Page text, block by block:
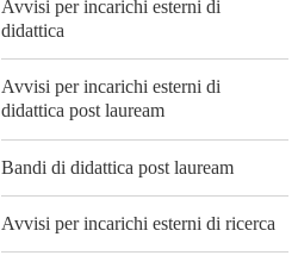
Avvisi per incarichi esterni di
didattica
Avvisi per incarichi esterni di
didattica post lauream
Bandi di didattica post lauream
Avvisi per incarichi esterni di ricerca